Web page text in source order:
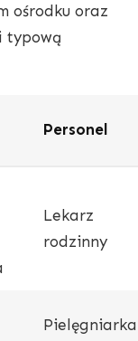
ośrodku oraz
typową
Personel
Lekarz
rodzinny
Pielęgniarka